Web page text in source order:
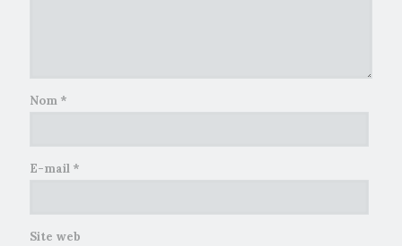
Nom *
E-mail *
Site web